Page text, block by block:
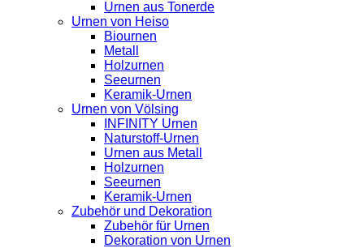
Urnen aus Tonerde
Urnen von Heiso
Biournen
Metall
Holzurnen
Seeurnen
Keramik-Urnen
Urnen von Völsing
INFINITY Urnen
Naturstoff-Urnen
Urnen aus Metall
Holzurnen
Seeurnen
Keramik-Urnen
Zubehör und Dekoration
Zubehör für Urnen
Dekoration von Urnen